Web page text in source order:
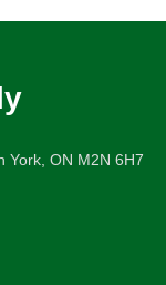
York, ON M2N 6H7